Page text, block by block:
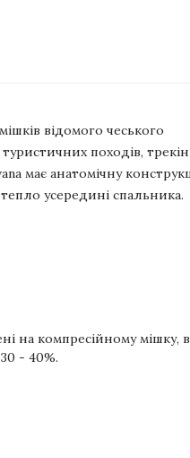
відомого чеського
походів,
має анатомічну
усередині спальника.
на компресійному мішку,
- 40%.